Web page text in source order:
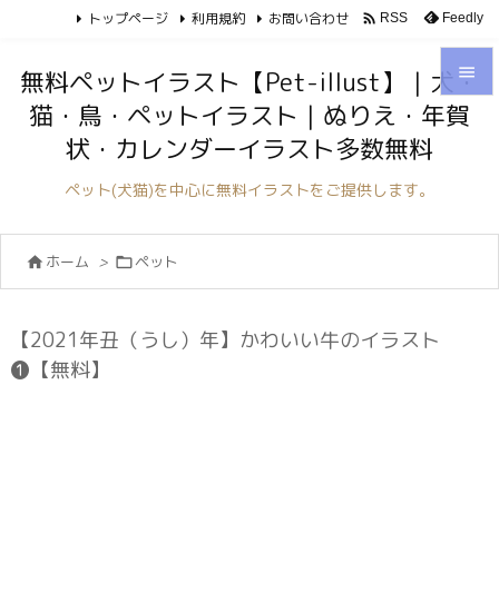



トップページ 利用規約 お問い合わせ  RSS Feedly
無料ペットイラスト【Pet-illust】｜犬・
猫・鳥・ペットイラスト｜ぬりえ・年賀
状・カレンダーイラスト多数無料
ペット(犬猫)を中心に無料イラストをご提供します。
 ホーム > ペット
【2021年丑（うし）年】かわいい牛のイラスト
❶【無料】